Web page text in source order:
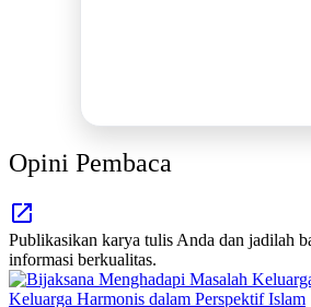
Opini Pembaca
Publikasikan karya tulis Anda dan jadilah
informasi berkualitas.